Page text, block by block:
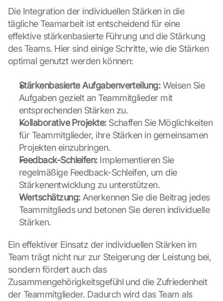
Die Integration der individuellen Stärken in die
tägliche Teamarbeit ist entscheidend für eine
effektive stärkenbasierte Führung und die Stärkung
des Teams. Hier sind einige Schritte, wie die Stärken
optimal genutzt werden können:
Stärkenbasierte Aufgabenverteilung: Weisen Sie
Aufgaben gezielt an Teammitglieder mit
entsprechenden Stärken zu.
Kollaborative Projekte: Schaffen Sie Möglichkeiten
für Teammitglieder, ihre Stärken in gemeinsamen
Projekten einzubringen.
Feedback-Schleifen: Implementieren Sie
regelmäßige Feedback-Schleifen, um die
Stärkenentwicklung zu unterstützen.
Wertschätzung: Anerkennen Sie die Beitrag jedes
Teammitglieds und betonen Sie deren individuelle
Stärken.
Ein effektiver Einsatz der individuellen Stärken im
Team trägt nicht nur zur Steigerung der Leistung bei,
sondern fördert auch das
Zusammengehörigkeitsgefühl und die Zufriedenheit
der Teammitglieder. Dadurch wird das Team als
i
c
i
n
g
n
h
i
s
p
r
o
e
c
t
i
o
s
c
r
e
e
n